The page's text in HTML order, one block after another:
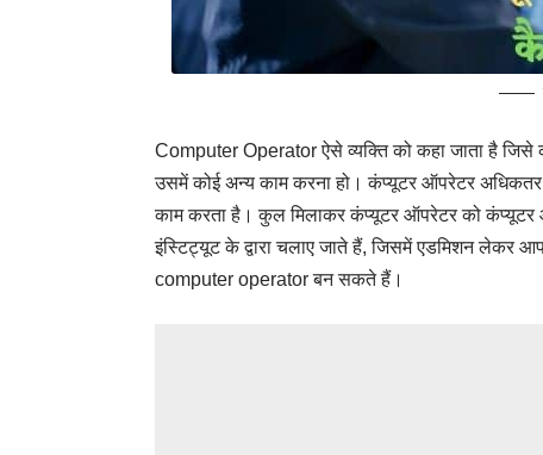
Computer Operator ऐसे व्यक्ति को कहा जाता है जिसे
उसमें कोई अन्य काम करना हो‌। कंप्यूटर ऑपरेटर अधिकतर
काम करता है। कुल मिलाकर कंप्यूटर ऑपरेटर को कंप्यूटर
इंस्टिट्यूट के द्वारा चलाए जाते हैं, जिसमें एडमिशन
computer operator बन सकते हैं।